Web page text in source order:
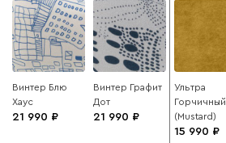
Винтер Блю
Хаус
21 990
Винтер Графит
Дот
21 990
Ультра
Горчичный
(Mustard)
15 990